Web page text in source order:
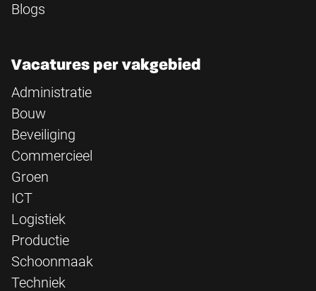
Blogs
Vacatures per vakgebied
Administratie
Bouw
Beveiliging
Commercieel
Groen
ICT
Logistiek
Productie
Schoonmaak
Techniek